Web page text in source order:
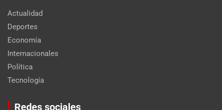
Actualidad
Deportes
Economía
Internacionales
Política
Tecnología
Redes sociales